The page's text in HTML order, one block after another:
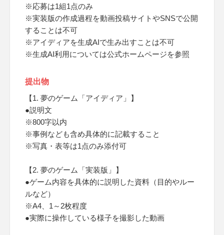
※応募は1組1点のみ
※実装版の作成過程を動画投稿サイトやSNSで公開
することは不可
※アイディアを生成AIで生み出すことは不可
※生成AI利用については公式ホームページを参照
提出物
【1. 夢のゲーム「アイディア」】
●説明文
※800字以内
※事例なども含め具体的に記載すること
※写真・表等は1点のみ添付可
【2. 夢のゲーム「実装版」】
●ゲーム内容を具体的に説明した資料（目的やルー
ルなど）
※A4、1～2枚程度
●実際に操作している様子を撮影した動画